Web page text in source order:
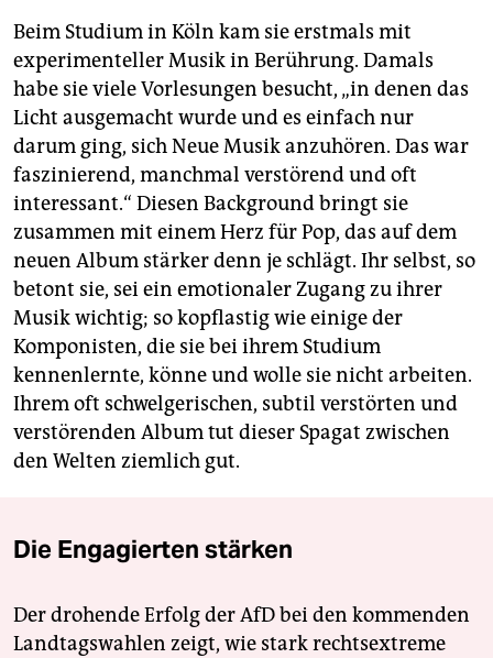
Beim Studium in Köln kam sie erstmals mit
experimenteller Musik in Berührung. Damals
habe sie viele Vorlesungen besucht, „in denen das
Licht ausgemacht wurde und es einfach nur
darum ging, sich Neue Musik anzuhören. Das war
faszinierend, manchmal verstörend und oft
interessant.“ Diesen Background bringt sie
zusammen mit einem Herz für Pop, das auf dem
neuen Album stärker denn je schlägt. Ihr selbst, so
betont sie, sei ein emotionaler Zugang zu ihrer
Musik wichtig; so kopflastig wie einige der
Komponisten, die sie bei ihrem Studium
kennenlernte, könne und wolle sie nicht arbeiten.
Ihrem oft schwelgerischen, subtil verstörten und
verstörenden Album tut dieser Spagat zwischen
den Welten ziemlich gut.
Die Engagierten stärken
Der drohende Erfolg der AfD bei den kommenden
Landtagswahlen zeigt, wie stark rechtsextreme